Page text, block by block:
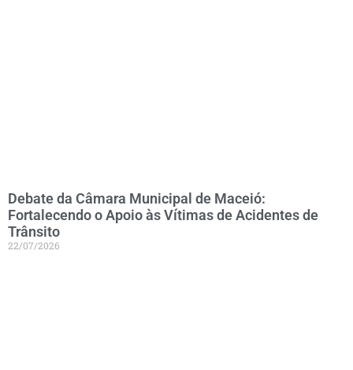
Debate da Câmara Municipal de Maceió:
Fortalecendo o Apoio às Vítimas de Acidentes de
Trânsito
22/07/2026